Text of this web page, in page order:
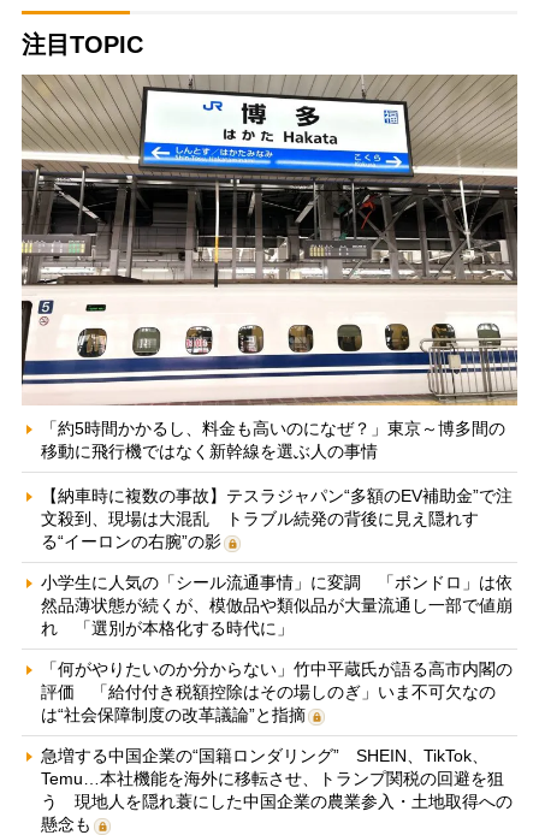
注目TOPIC
「約5時間かかるし、料金も高いのになぜ？」東京～博多間の
移動に飛行機ではなく新幹線を選ぶ人の事情
【納車時に複数の事故】テスラジャパン“多額のEV補助金”で注
文殺到、現場は大混乱 トラブル続発の背後に見え隠れす
る“イーロンの右腕”の影
小学生に人気の「シール流通事情」に変調 「ボンドロ」は依
然品薄状態が続くが、模倣品や類似品が大量流通し一部で値崩
れ 「選別が本格化する時代に」
「何がやりたいのか分からない」竹中平蔵氏が語る高市内閣の
評価 「給付付き税額控除はその場しのぎ」いま不可欠なの
は“社会保障制度の改革議論”と指摘
急増する中国企業の“国籍ロンダリング” SHEIN、TikTok、
Temu…本社機能を海外に移転させ、トランプ関税の回避を狙
う 現地人を隠れ蓑にした中国企業の農業参入・土地取得への
懸念も